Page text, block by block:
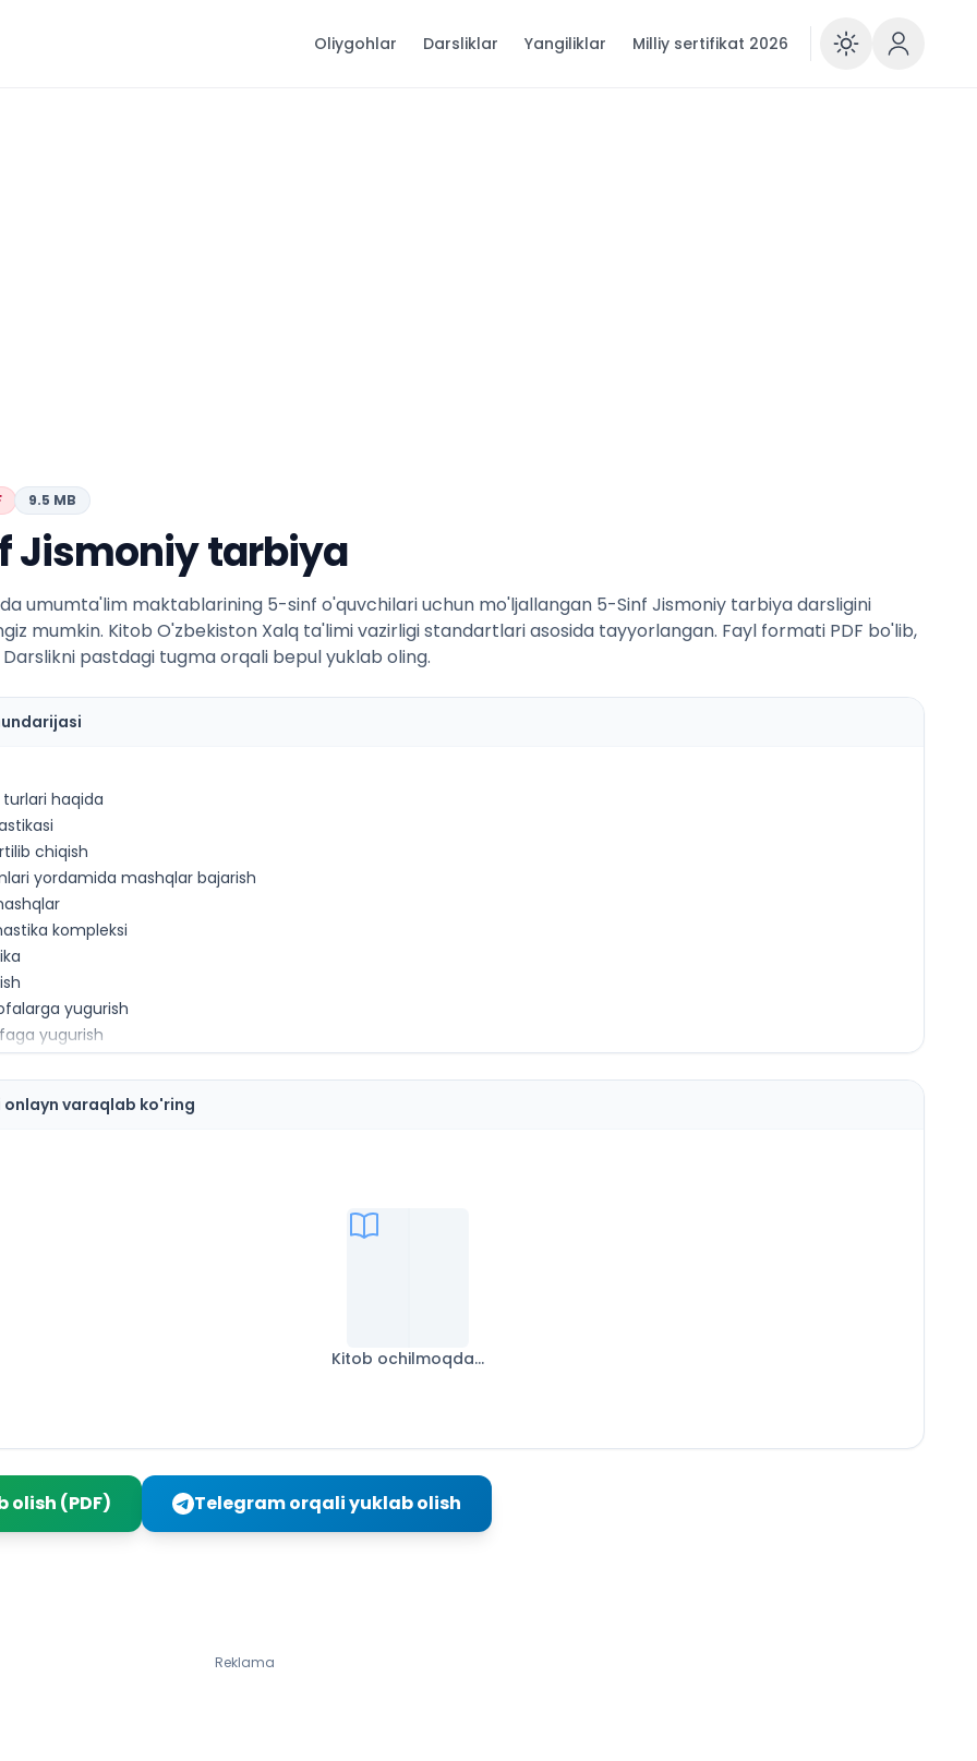
Oliygohlar Darsliklar Yangiliklar Milliy sertifikat 2026
9.5 MB
Jismoniy tarbiya
umumta'lim maktablarining 5-sinf o'quvchilari uchun mo'ljallangan 5-Sinf Jismoniy tarbiya darsligini
mumkin. Kitob O'zbekiston Xalq ta'limi vazirligi standartlari asosida tayyorlangan. Fayl formati PDF bo'lib,
Darslikni pastdagi tugma orqali bepul yuklab oling.
haqida
chiqish
yordamida mashqlar bajarish
kompleksi
yugurish
yugurish
qoidalarining xususiyatlari
onlayn varaqlab ko'ring
Kitob ochilmoqda...
olish (PDF) Telegram orqali yuklab olish
Reklama